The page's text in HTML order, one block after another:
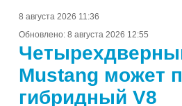
8 августа 2026 11:36
Обновлено: 8 августа 2026 12:55
Mustang может
гибридный V8